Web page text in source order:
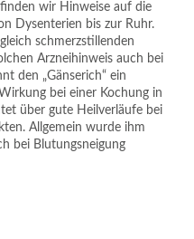
wir Hinweise auf die
Dysenterien bis zur Ruhr.
schmerzstillenden
Arzneihinweis auch bei
den „Gänserich“ ein
bei einer Kochung in
über gute Heilverläufe bei
Allgemein wurde ihm
bei Blutungsneigung